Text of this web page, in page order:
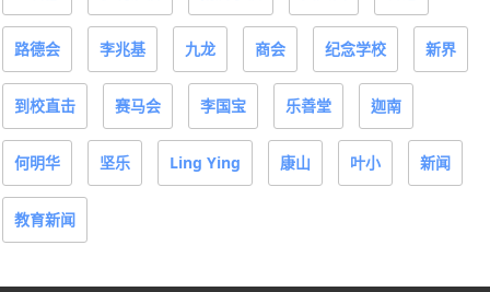
路德会 李兆基 九龙 商会 纪念学校 新界
到校直击 赛马会 李国宝 乐善堂 迦南
何明华 坚乐 Ling Ying 康山 叶小 新闻
教育新闻